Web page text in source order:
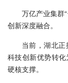
万亿产业集群
创新深度融合。
当前，湖北
科技创新优势转
硬核支撑。